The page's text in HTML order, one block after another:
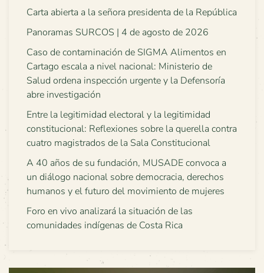
Carta abierta a la señora presidenta de la República
Panoramas SURCOS | 4 de agosto de 2026
Caso de contaminación de SIGMA Alimentos en
Cartago escala a nivel nacional: Ministerio de
Salud ordena inspección urgente y la Defensoría
abre investigación
Entre la legitimidad electoral y la legitimidad
constitucional: Reflexiones sobre la querella contra
cuatro magistrados de la Sala Constitucional
A 40 años de su fundación, MUSADE convoca a
un diálogo nacional sobre democracia, derechos
humanos y el futuro del movimiento de mujeres
Foro en vivo analizará la situación de las
comunidades indígenas de Costa Rica